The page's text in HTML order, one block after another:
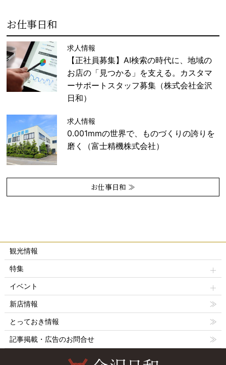
お仕事日和
求人情報
【正社員募集】AI検索の時代に、地域の
お店の「見つかる」を支える。カスタマ
ーサポートスタッフ募集（株式会社金沢
日和）
求人情報
0.001mmの世界で、ものづくりの誇りを
磨く（富士精機株式会社）
お仕事日和 ≫
観光情報
特集
イベント
新店情報
とっておき情報
記事掲載・広告のお問合せ